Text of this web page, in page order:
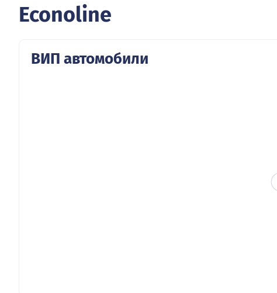
Econoline
ВИП автомобили